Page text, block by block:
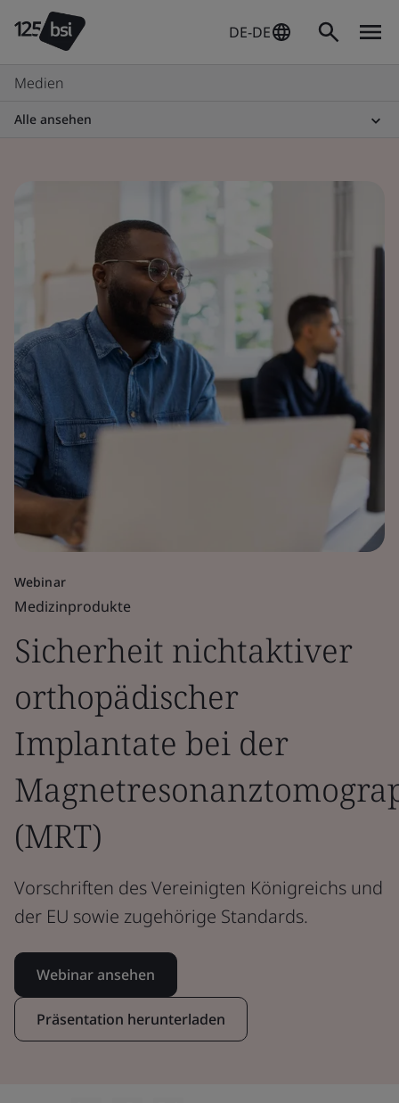
DE-DE
Medien
Alle ansehen
Webinar
Medizinprodukte
Sicherheit nichtaktiver
orthopädischer
Implantate bei der
(MRT)
Vorschriften des Vereinigten Königreichs und
der EU sowie zugehörige Standards.
Webinar ansehen
Präsentation herunterladen